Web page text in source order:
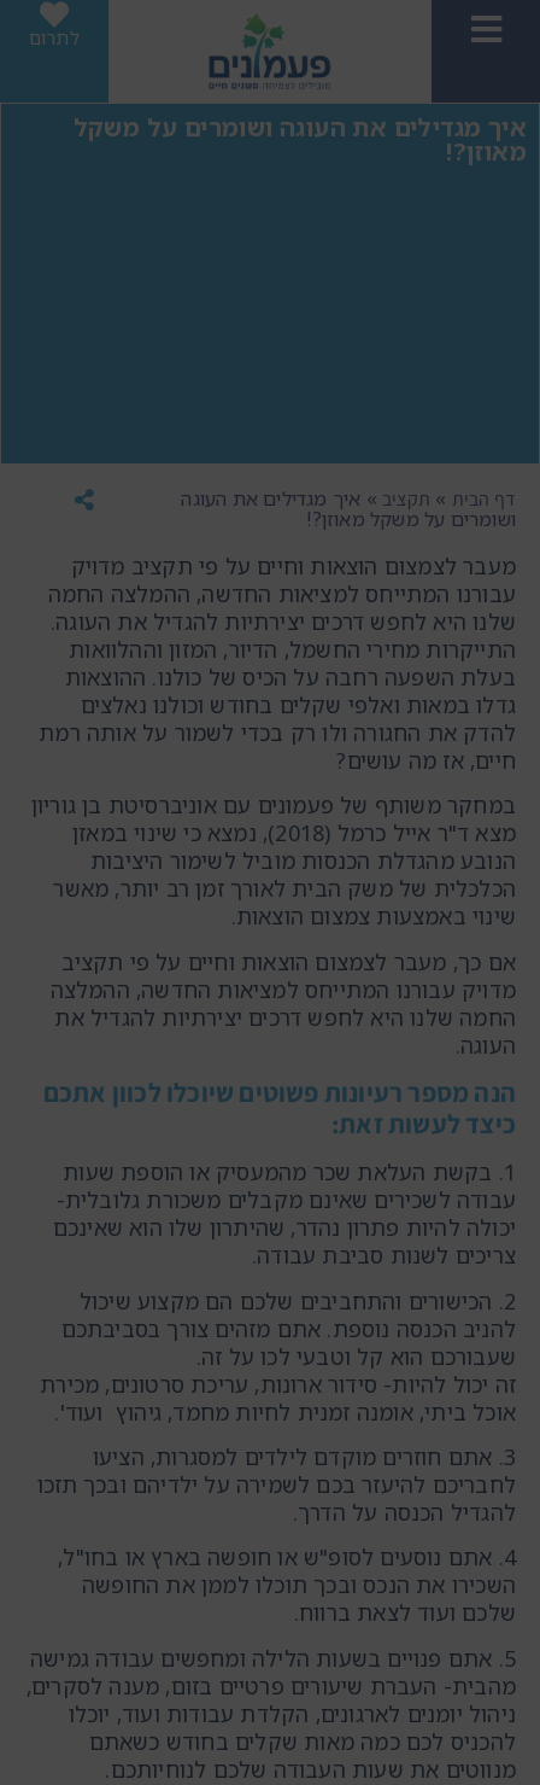
לתרום
איך מגדילים את העוגה ושומרים על משקל
מאוזן?!
דף הבית » תקציב » איך מגדילים את העוגה
ושומרים על משקל מאוזן?!
מעבר לצמצום הוצאות וחיים על פי תקציב מדויק
עבורנו המתייחס למציאות החדשה, ההמלצה החמה
שלנו היא לחפש דרכים יצירתיות להגדיל את העוגה.
התייקרות מחירי החשמל, הדיור, המזון וההלוואות
בעלת השפעה רחבה על הכיס של כולנו. ההוצאות
גדלו במאות ואלפי שקלים בחודש וכולנו נאלצים
להדק את החגורה ולו רק בכדי לשמור על אותה רמת
חיים, אז מה עושים?
במחקר משותף של פעמונים עם אוניברסיטת בן גוריון
מצא ד"ר אייל כרמל (2018), נמצא כי שינוי במאזן
הנובע מהגדלת הכנסות מוביל לשימור היציבות
הכלכלית של משק הבית לאורך זמן רב יותר, מאשר
שינוי באמצעות צמצום הוצאות.
אם כך, מעבר לצמצום הוצאות וחיים על פי תקציב
מדויק עבורנו המתייחס למציאות החדשה, ההמלצה
החמה שלנו היא לחפש דרכים יצירתיות להגדיל את
העוגה.
הנה מספר רעיונות פשוטים שיוכלו לכוון אתכם
כיצד לעשות זאת:
1. בקשת העלאת שכר מהמעסיק או הוספת שעות
עבודה לשכירים שאינם מקבלים משכורת גלובלית-
יכולה להיות פתרון נהדר, שהיתרון שלו הוא שאינכם
צריכים לשנות סביבת עבודה.
2. הכישורים והתחביבים שלכם הם מקצוע שיכול
להניב הכנסה נוספת. אתם מזהים צורך בסביבתכם
שעבורכם הוא קל וטבעי לכו על זה.
זה יכול להיות- סידור ארונות, עריכת סרטונים, מכירת
אוכל ביתי, אומנה זמנית לחיות מחמד, גיהוץ ועוד'.
3. אתם חוזרים מוקדם לילדים למסגרות, הציעו
לחבריכם להיעזר בכם לשמירה על ילדיהם ובכך תזכו
להגדיל הכנסה על הדרך.
4. אתם נוסעים לסופ"ש או חופשה בארץ או בחו"ל,
השכירו את הנכס ובכך תוכלו לממן את החופשה
שלכם ועוד לצאת ברווח.
5. אתם פנויים בשעות הלילה ומחפשים עבודה גמישה
מהבית- העברת שיעורים פרטיים בזום, מענה לסקרים,
ניהול יומנים לארגונים, הקלדת עבודות ועוד, יוכלו
להכניס לכם כמה מאות שקלים בחודש כשאתם
מנווטים את שעות העבודה שלכם לנוחיותכם.